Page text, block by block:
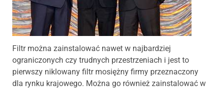
Filtr można zainstalować nawet w najbardziej
ograniczonych czy trudnych przestrzeniach i jest to
pierwszy niklowany filtr mosiężny firmy przeznaczony
dla rynku krajowego. Można go również zainstalować w